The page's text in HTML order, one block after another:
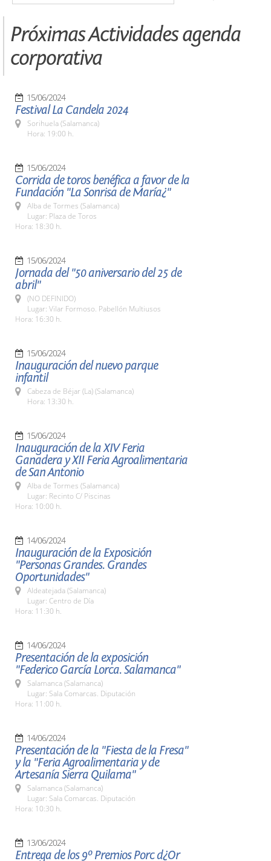
Próximas Actividades agenda
corporativa
15/06/2024
Festival La Candela 2024
Sorihuela (Salamanca)
Hora: 19:00 h.
15/06/2024
Corrida de toros benéfica a favor de la
Fundación "La Sonrisa de María¿"
Alba de Tormes (Salamanca)
Lugar: Plaza de Toros
Hora: 18:30 h.
15/06/2024
Jornada del "50 aniversario del 25 de
abril"
(NO DEFINIDO)
Lugar: Vilar Formoso. Pabellón Multiusos
Hora: 16:30 h.
15/06/2024
Inauguración del nuevo parque
infantil
Cabeza de Béjar (La) (Salamanca)
Hora: 13:30 h.
15/06/2024
Inauguración de la XIV Feria
Ganadera y XII Feria Agroalimentaria
de San Antonio
Alba de Tormes (Salamanca)
Lugar: Recinto C/ Piscinas
Hora: 10:00 h.
14/06/2024
Inauguración de la Exposición
"Personas Grandes. Grandes
Oportunidades"
Aldeatejada (Salamanca)
Lugar: Centro de Día
Hora: 11:30 h.
14/06/2024
Presentación de la exposición
"Federico García Lorca. Salamanca"
Salamanca (Salamanca)
Lugar: Sala Comarcas. Diputación
Hora: 11:00 h.
14/06/2024
Presentación de la "Fiesta de la Fresa"
y la "Feria Agroalimentaria y de
Artesanía Sierra Quilama"
Salamanca (Salamanca)
Lugar: Sala Comarcas. Diputación
Hora: 10:30 h.
13/06/2024
Entrega de los 9º Premios Porc d¿Or